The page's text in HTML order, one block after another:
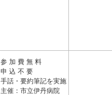
参 加 費 無 料
申 込 不 要
手話・要約筆記を実施
主催：市立伊丹病院